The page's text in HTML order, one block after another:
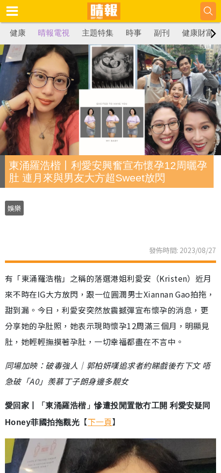
健康 晴報電視 主題特集 時事 副刊 健康財富
東涌羅浩楷丨利愛安興奮宣布懷孕12周曬孕
肚 連月來與男友大方超Sweet放閃
娛樂
發佈時間: 2023/08/27
有「東涌羅浩楷」之稱的落選港姐利愛安（Kristen）近月
來不時在IG大方放閃，跟一位圓潤男士Xiannan Gao拍拖，
甜到漏。今日，利愛安突然放震撼彈宣布懷孕的消息，更
分享她的孕肚照，她表示現時懷孕12周滿三個月，明顯見
肚，她輕輕撫摸著孕肚，一切幸福都盡在不言中。
同場加映：破毒強人｜郭柏妍嘆追求者約睇戲後冇下文 唔
急破「A0」羨慕丁子朗身邊多靚女
愛回家丨「東涌羅浩楷」慘遭投閒置散冇工開 利愛安疑同
Honey菲國拍拖觀光 【下一頁】